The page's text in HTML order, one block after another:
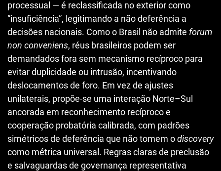
processual — é reclassificada no exterior como
“insuficiência”, legitimando a não deferência a
decisões nacionais. Como o Brasil não admite forum
non conveniens, réus brasileiros podem ser
demandados fora sem mecanismo recíproco para
evitar duplicidade ou intrusão, incentivando
deslocamentos de foro. Em vez de ajustes
unilaterais, propõe-se uma interação Norte–Sul
ancorada em reconhecimento recíproco e
cooperação probatória calibrada, com padrões
simétricos de deferência que não tomem odiscovery
como métrica universal. Regras claras de preclusão
e salvaguardas de governança representativa